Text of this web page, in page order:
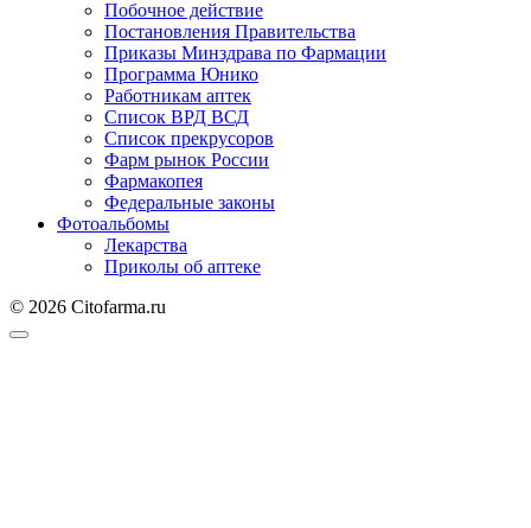
Побочное действие
Постановления Правительства
Приказы Минздрава по Фармации
Программа Юнико
Работникам аптек
Список ВРД ВСД
Список прекрусоров
Фарм рынок России
Фармакопея
Федеральные законы
Фотоальбомы
Лекарства
Приколы об аптеке
© 2026 Citofarma.ru